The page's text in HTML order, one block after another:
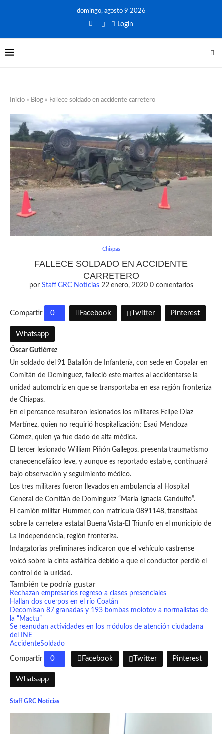
domingo, agosto 9 2026
Login
Inicio » Blog » Fallece soldado en accidente carretero
Chiapas
FALLECE SOLDADO EN ACCIDENTE
CARRETERO
por Staff GRC Noticias 22 enero, 2020 0 comentarios
Compartir 0 Facebook Twitter Pinterest
Whatsapp
Óscar Gutiérrez
Un soldado del 91 Batallón de Infantería, con sede en Copalar en
Comitán de Domínguez, falleció este martes al accidentarse la
unidad automotriz en que se transportaba en esa región fronteriza
de Chiapas.
En el percance resultaron lesionados los militares Felipe Díaz
Martínez, quien no requirió hospitalización; Esaú Mendoza
Gómez, quien ya fue dado de alta médica.
El tercer lesionado William Piñón Gallegos, presenta traumatismo
craneoencefálico leve, y aunque es reportado estable, continuará
bajo observación y seguimiento médico.
Los tres militares fueron llevados en ambulancia al Hospital
General de Comitán de Domínguez “María Ignacia Gandulfo”.
El camión militar Hummer, con matrícula 0891148, transitaba
sobre la carretera estatal Buena Vista-El Triunfo en el municipio de
La Independencia, región fronteriza.
Indagatorias preliminares indicaron que el vehículo castrense
volcó sobre la cinta asfáltica debido a que el conductor perdió el
control de la unidad.
También te podría gustar
Rechazan empresarios regreso a clases presenciales
Hallan dos cuerpos en el río Coatán
Decomisan 87 granadas y 193 bombas molotov a normalistas de
la “Mactu”
Se reanudan actividades en los módulos de atención ciudadana
del INE
AccidenteSoldado
Compartir 0 Facebook Twitter Pinterest
Whatsapp
Staff GRC Noticias